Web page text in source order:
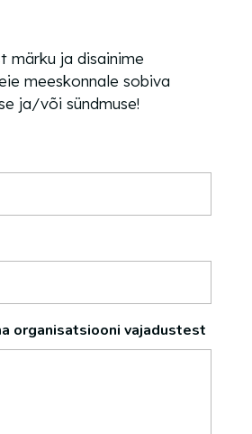
märku ja disainime
meeskonnale sobiva
ja/või sündmuse!
organisatsiooni vajadustest